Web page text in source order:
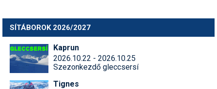
SÍTÁBOROK 2026/2027
Kaprun
2026.10.22 - 2026.10.25
Szezonkezdő gleccsersí
Tignes